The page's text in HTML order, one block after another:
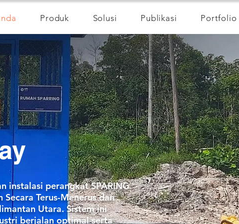
Produk Solusi Publikasi Portfolio
instalasi perangkat SPARING
Terus-Menerus dan
Utara. Sistem ini
berjalan optimal serta